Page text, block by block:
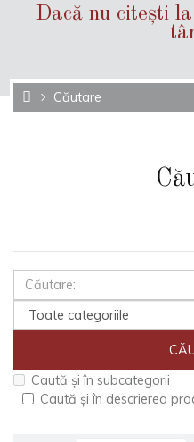
Dacă nu citești
Căutare
Caută și în subcategorii
Caută și în descrierea